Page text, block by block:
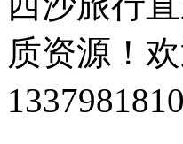
质资源！